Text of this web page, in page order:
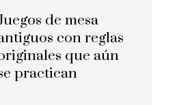
de mesa
con reglas
que aún
practican